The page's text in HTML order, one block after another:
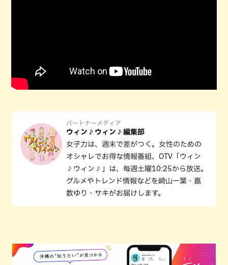
パートナーメディア
ウィン♪ウィン♪編集部
女子力は、週末で差がつく。女性のための
オシャレでお得な情報番組、OTV「ウィン
♪ウィン♪」は、毎週土曜10:25から放送。
グルメやトレンド情報などを崎山一葉・嘉
数ゆり・サキがお届けします。